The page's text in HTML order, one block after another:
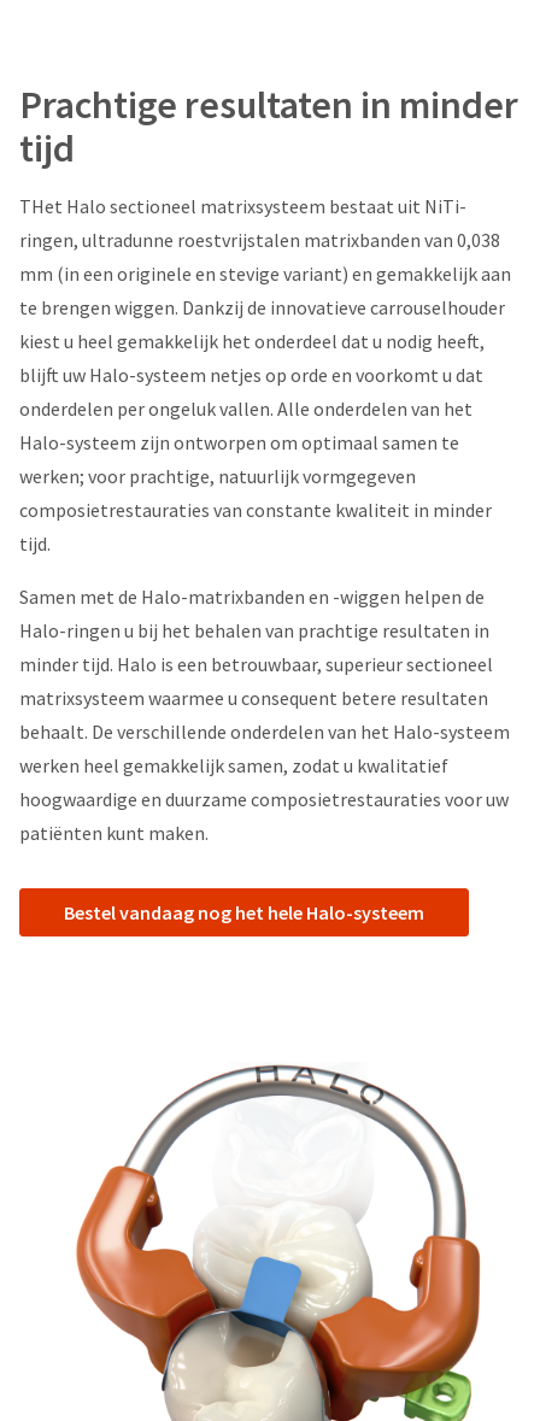
Prachtige resultaten in minder
tijd
THet Halo sectioneel matrixsysteem bestaat uit NiTi-
ringen, ultradunne roestvrijstalen matrixbanden van 0,038
mm (in een originele en stevige variant) en gemakkelijk aan
te brengen wiggen. Dankzij de innovatieve carrouselhouder
kiest u heel gemakkelijk het onderdeel dat u nodig heeft,
blijft uw Halo-systeem netjes op orde en voorkomt u dat
onderdelen per ongeluk vallen. Alle onderdelen van het
Halo-systeem zijn ontworpen om optimaal samen te
werken; voor prachtige, natuurlijk vormgegeven
composietrestauraties van constante kwaliteit in minder
tijd.
Samen met de Halo-matrixbanden en -wiggen helpen de
Halo-ringen u bij het behalen van prachtige resultaten in
minder tijd. Halo is een betrouwbaar, superieur sectioneel
matrixsysteem waarmee u consequent betere resultaten
behaalt. De verschillende onderdelen van het Halo-systeem
werken heel gemakkelijk samen, zodat u kwalitatief
hoogwaardige en duurzame composietrestauraties voor uw
patiënten kunt maken.
Bestel vandaag nog het hele Halo-systeem